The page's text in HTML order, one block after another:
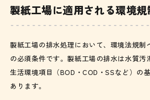
製紙工場に適用される環境規
製紙工場の排水処理において、環境法規制
の必須条件です。製紙工場の排水は水質汚
生活環境項目（BOD・COD・SSなど）の
あります。